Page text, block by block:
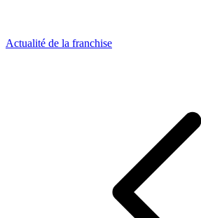
Actualité de la franchise